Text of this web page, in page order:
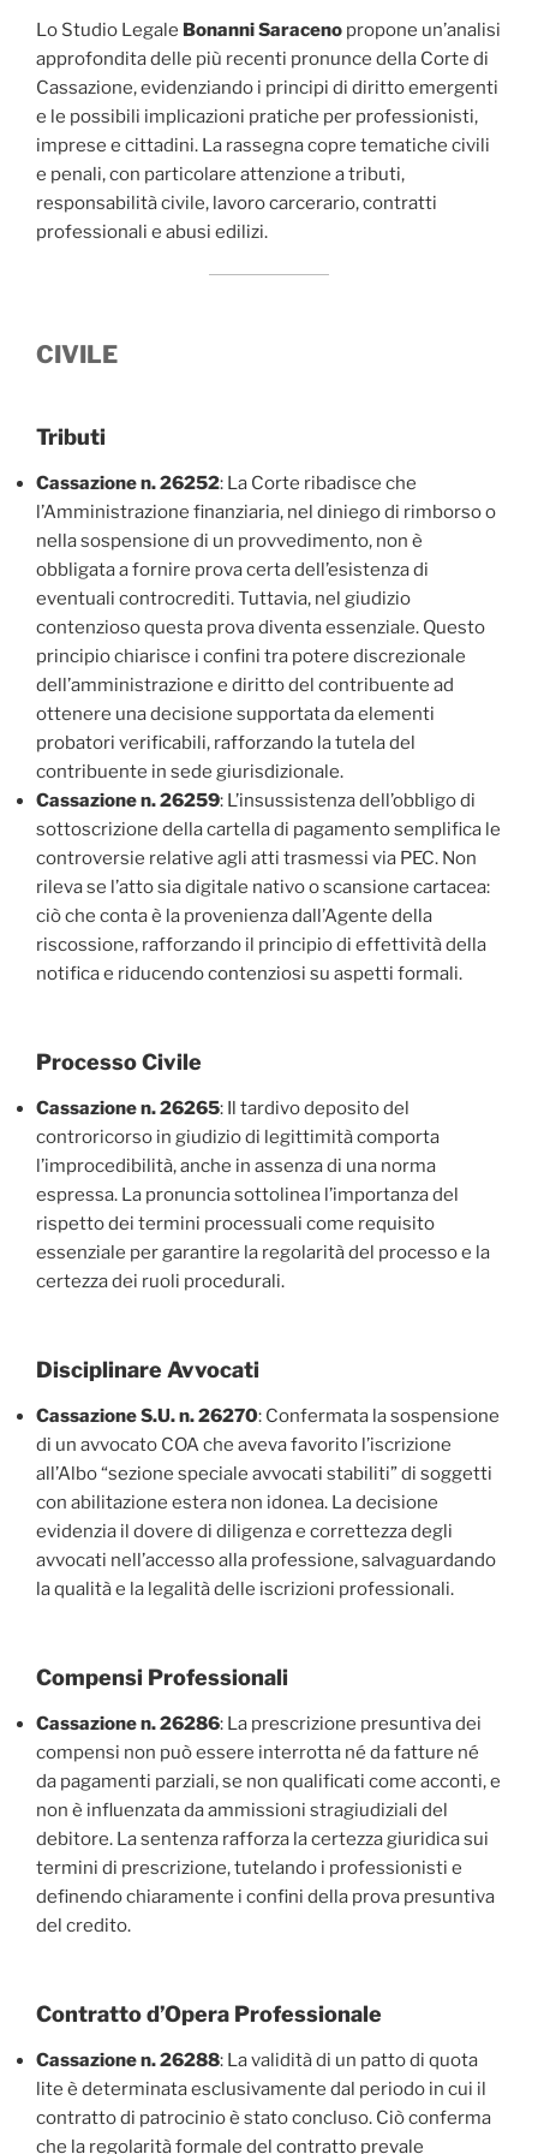
Lo Studio Legale Bonanni Saraceno propone un’analisi
approfondita delle più recenti pronunce della Corte di
Cassazione, evidenziando i principi di diritto emergenti
e le possibili implicazioni pratiche per professionisti,
imprese e cittadini. La rassegna copre tematiche civili
e penali, con particolare attenzione a tributi,
responsabilità civile, lavoro carcerario, contratti
professionali e abusi edilizi.
CIVILE
Tributi
Cassazione n. 26252: La Corte ribadisce che
l’Amministrazione finanziaria, nel diniego di rimborso o
nella sospensione di un provvedimento, non è
obbligata a fornire prova certa dell’esistenza di
eventuali controcrediti. Tuttavia, nel giudizio
contenzioso questa prova diventa essenziale. Questo
principio chiarisce i confini tra potere discrezionale
dell’amministrazione e diritto del contribuente ad
ottenere una decisione supportata da elementi
probatori verificabili, rafforzando la tutela del
contribuente in sede giurisdizionale.
Cassazione n. 26259: L’insussistenza dell’obbligo di
sottoscrizione della cartella di pagamento semplifica le
controversie relative agli atti trasmessi via PEC. Non
rileva se l’atto sia digitale nativo o scansione cartacea:
ciò che conta è la provenienza dall’Agente della
riscossione, rafforzando il principio di effettività della
notifica e riducendo contenziosi su aspetti formali.
Processo Civile
Cassazione n. 26265: Il tardivo deposito del
controricorso in giudizio di legittimità comporta
l’improcedibilità, anche in assenza di una norma
espressa. La pronuncia sottolinea l’importanza del
rispetto dei termini processuali come requisito
essenziale per garantire la regolarità del processo e la
certezza dei ruoli procedurali.
Disciplinare Avvocati
Cassazione S.U. n. 26270: Confermata la sospensione
di un avvocato COA che aveva favorito l’iscrizione
all’Albo “sezione speciale avvocati stabiliti” di soggetti
con abilitazione estera non idonea. La decisione
evidenzia il dovere di diligenza e correttezza degli
avvocati nell’accesso alla professione, salvaguardando
la qualità e la legalità delle iscrizioni professionali.
Compensi Professionali
Cassazione n. 26286: La prescrizione presuntiva dei
compensi non può essere interrotta né da fatture né
da pagamenti parziali, se non qualificati come acconti, e
non è influenzata da ammissioni stragiudiziali del
debitore. La sentenza rafforza la certezza giuridica sui
termini di prescrizione, tutelando i professionisti e
definendo chiaramente i confini della prova presuntiva
del credito.
Contratto d’Opera Professionale
Cassazione n. 26288: La validità di un patto di quota
lite è determinata esclusivamente dal periodo in cui il
contratto di patrocinio è stato concluso. Ciò conferma
che la regolarità formale del contratto prevale